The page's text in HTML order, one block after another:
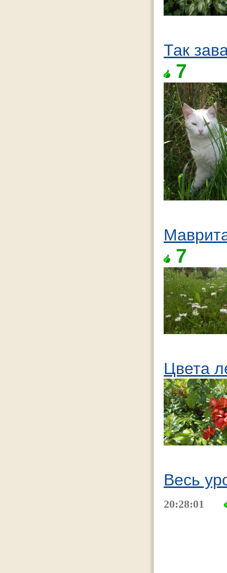
Так
7
7
Цвета
Весь
20:28:01